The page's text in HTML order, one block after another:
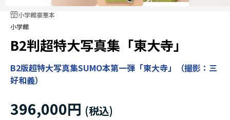
小学館豪華本
小学館
B2判超特大写真集「東大寺」
B2版超特大写真集SUMO本第一弾「東大寺」（撮影：三
好和義）
396,000円